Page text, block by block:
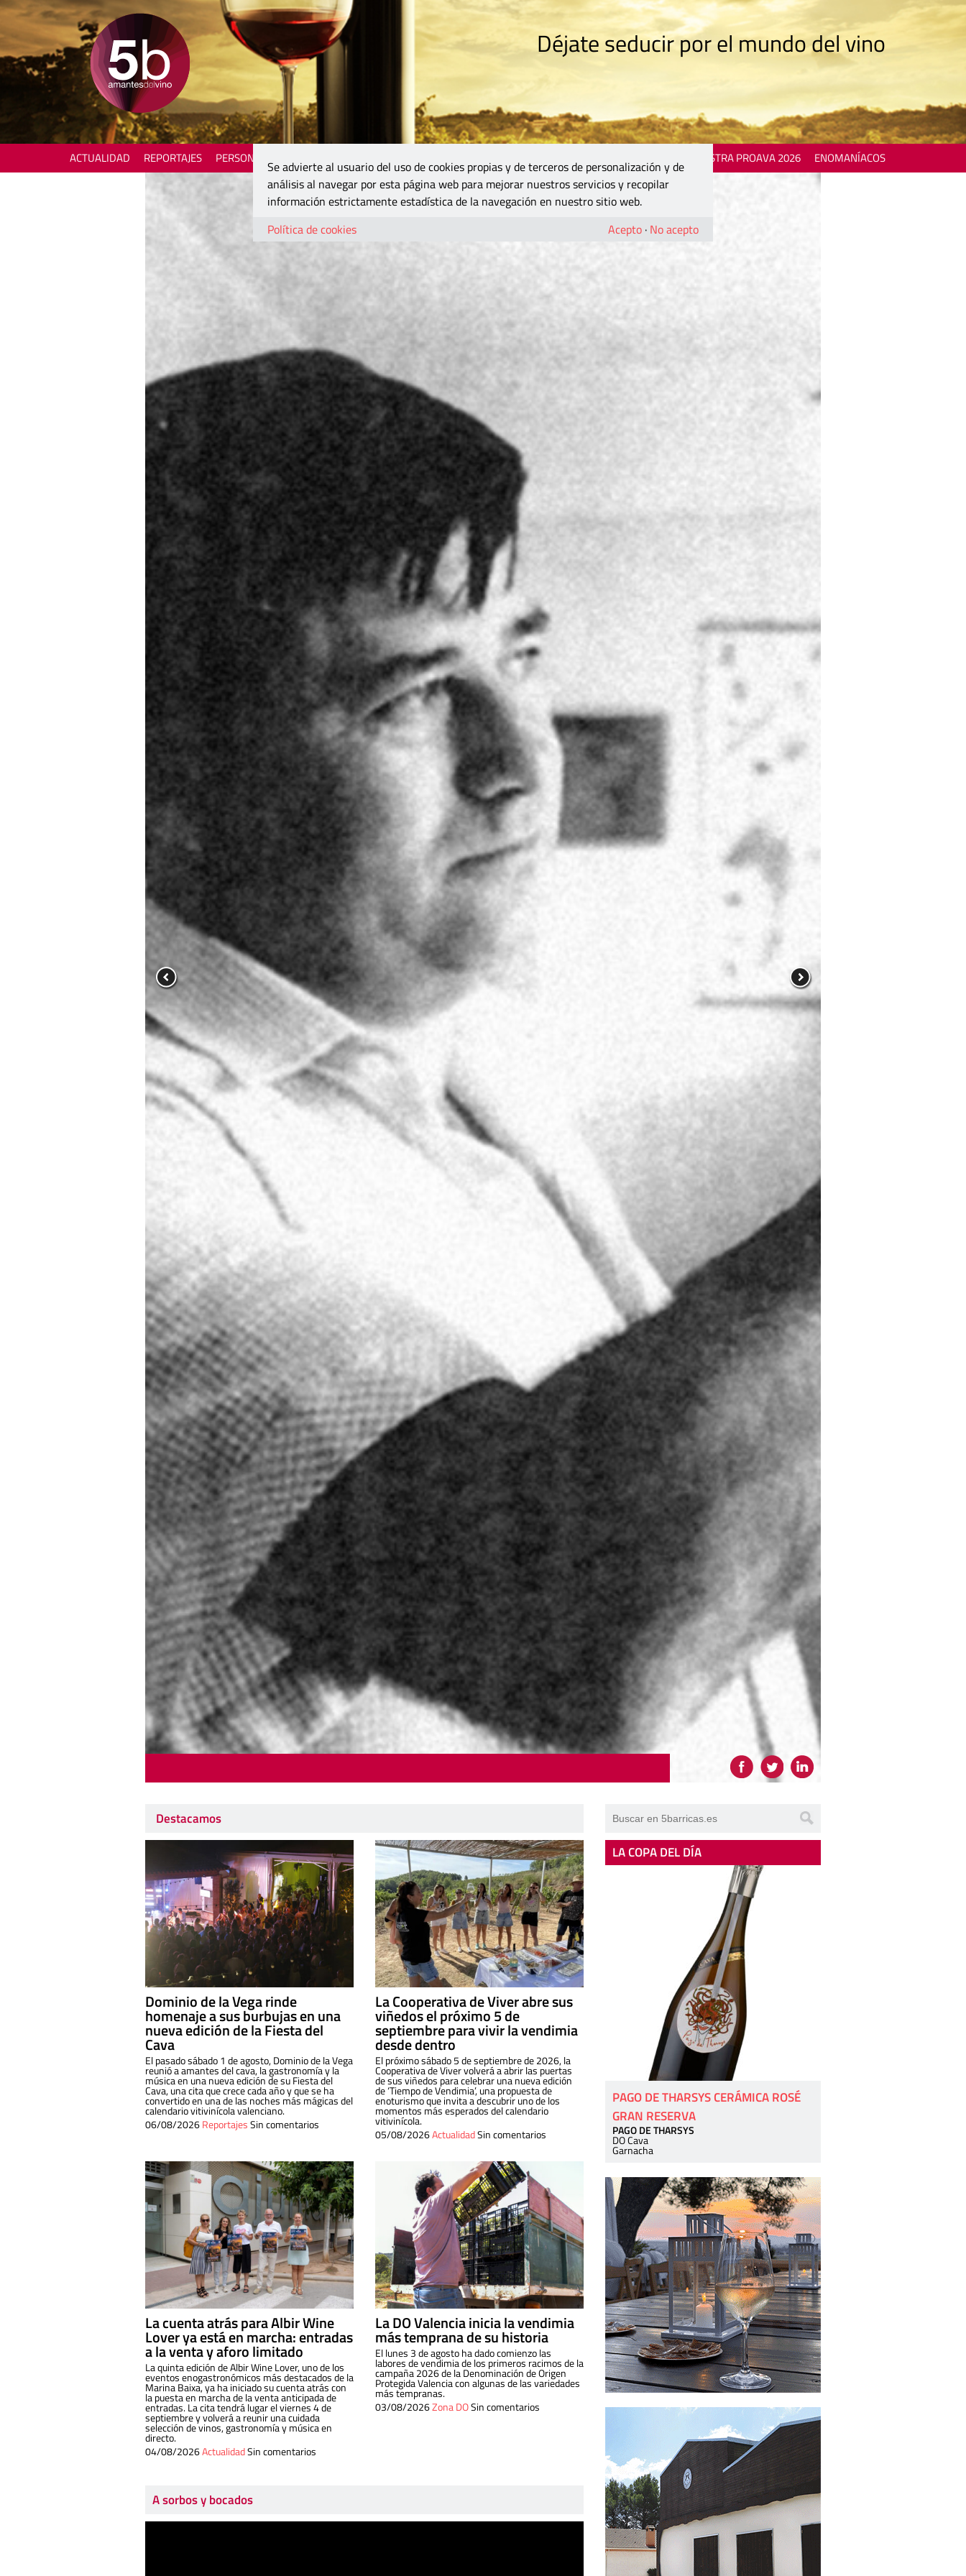
Déjate seducir por el mundo del vino
ACTUALIDAD REPORTAJES PERSONAJES MOSTRA PROAVA 2026 ENOMANÍACOS
Destacamos
Dominio de la Vega rinde
homenaje a sus burbujas en una
nueva edición de la Fiesta del
Cava
El pasado sábado 1 de agosto, Dominio de la Vega
reunió a amantes del cava, la gastronomía y la
música en una nueva edición de su Fiesta del
Cava, una cita que crece cada año y que se ha
convertido en una de las noches más mágicas del
calendario vitivinícola valenciano.
06/08/2026ReportajesSin comentarios
La Cooperativa de Viver abre sus
viñedos el próximo 5 de
septiembre para vivir la vendimia
desde dentro
El próximo sábado 5 de septiembre de 2026, la
Cooperativa de Viver volverá a abrir las puertas
de sus viñedos para celebrar una nueva edición
de ‘Tiempo de Vendimia’, una propuesta de
enoturismo que invita a descubrir uno de los
momentos más esperados del calendario
vitivinícola.
05/08/2026ActualidadSin comentarios
La cuenta atrás para Albir Wine
Lover ya está en marcha: entradas
a la venta y aforo limitado
La quinta edición de Albir Wine Lover, uno de los
eventos enogastronómicos más destacados de la
Marina Baixa, ya ha iniciado su cuenta atrás con
la puesta en marcha de la venta anticipada de
entradas. La cita tendrá lugar el viernes 4 de
septiembre y volverá a reunir una cuidada
selección de vinos, gastronomía y música en
directo.
04/08/2026ActualidadSin comentarios
La DO Valencia inicia la vendimia
más temprana de su historia
El lunes 3 de agosto ha dado comienzo las
labores de vendimia de los primeros racimos de la
campaña 2026 de la Denominación de Origen
Protegida Valencia con algunas de las variedades
más tempranas.
03/08/2026Zona DOSin comentarios
A sorbos y bocados
LA COPA DEL DÍA
PAGO DE THARSYS CERÁMICA ROSÉ
GRAN RESERVA
PAGO DE THARSYS
DO Cava
Garnacha
Se advierte al usuario del uso de cookies propias y de terceros de personalización y de
análisis al navegar por esta página web para mejorar nuestros servicios y recopilar
información estrictamente estadística de la navegación en nuestro sitio web.
Política de cookies
Acepto · No acepto